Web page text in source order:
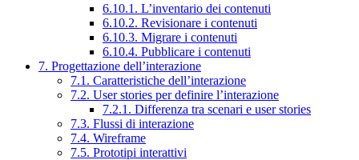
6.10.1. L’inventario dei contenuti
6.10.2. Revisionare i contenuti
6.10.3. Migrare i contenuti
6.10.4. Pubblicare i contenuti
7. Progettazione dell’interazione
7.1. Caratteristiche dell’interazione
7.2. User stories per definire l’interazione
7.2.1. Differenza tra scenari e user stories
7.3. Flussi di interazione
7.4. Wireframe
7.5. Prototipi interattivi